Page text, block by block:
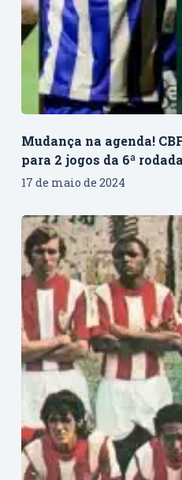
Mudança na agenda!
para 2 jogos da 6ª
17 de maio de 2024